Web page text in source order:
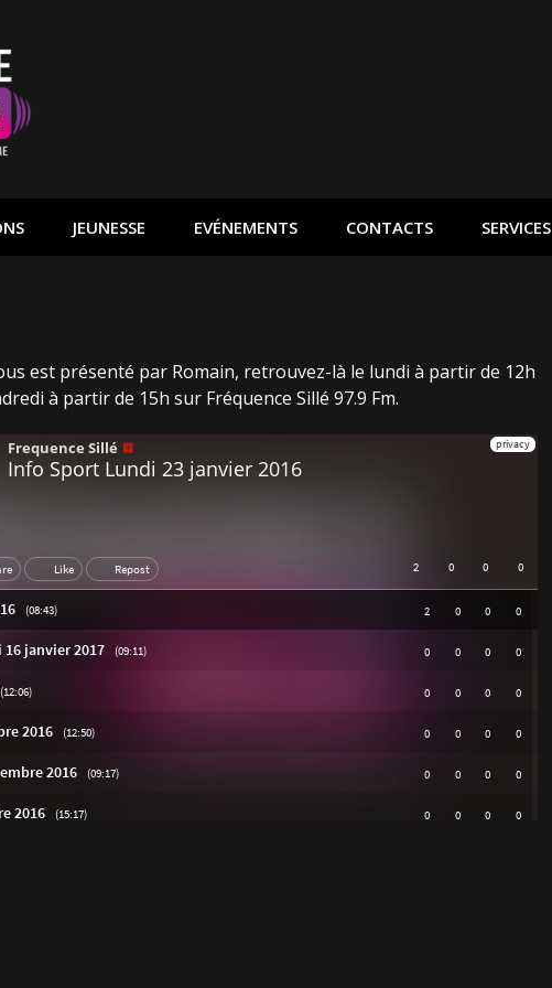
JEUNESSE EVÉNEMENTS CONTACTS SERVICES
est présenté par Romain, retrouvez-là le lundi à partir de 12h
à partir de 15h sur Fréquence Sillé 97.9 Fm.